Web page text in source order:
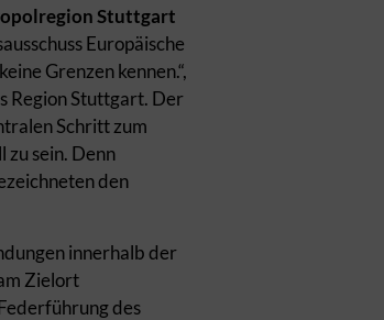
Stuttgart
Europäische
Grenzen kennen.“,
Region Stuttgart. Der
Schritt zum
zu sein. Denn
den
innerhalb der
Zielort
des